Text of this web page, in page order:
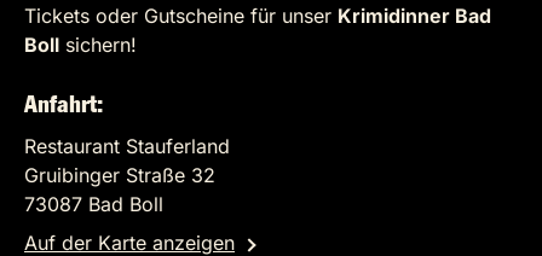
Tickets oder Gutscheine für unser Krimidinner Bad
Boll sichern!
Anfahrt:
Restaurant Stauferland
Gruibinger Straße 32
73087 Bad Boll
Auf der Karte anzeigen